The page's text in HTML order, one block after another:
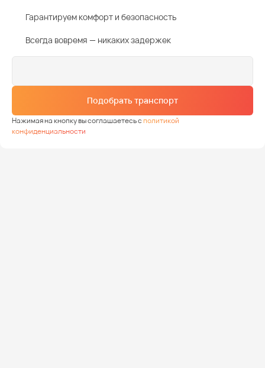
Гарантируем комфорт и безопасность
Всегда вовремя — никаких задержек
Подобрать транспорт
Нажимая на кнопку вы соглашаетесь сполитикой
конфиденциальности